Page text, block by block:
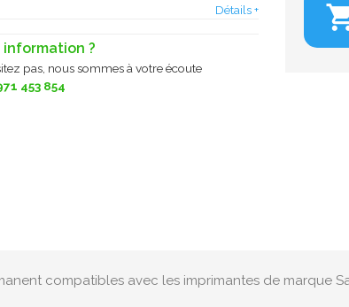
Détails +
information ?
pas, nous sommes à votre écoute
453 854
compatibles avec les imprimantes de marque